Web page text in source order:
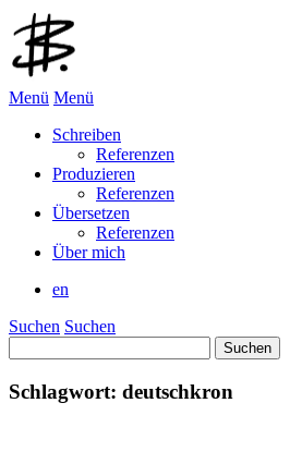
Menü Menü
Schreiben
Referenzen
Produzieren
Referenzen
Übersetzen
Referenzen
Über mich
en
Suchen Suchen
nach:
Schlagwort: deutschkron